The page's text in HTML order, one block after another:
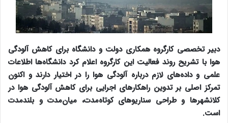
دبیر تخصصی کارگروه همکاری دولت و دانشگاه برای کاهش آلودگی
هوا با تشریح روند فعالیت این کارگروه اعلام کرد دانشگاه‌ها اطلاعات
علمی و داده‌های لازم درباره آلودگی هوا را در اختیار دارند و اکنون
تمرکز اصلی بر تدوین راهکارهای اجرایی برای کاهش آلودگی هوا در
کلانشهرها و طراحی سناریوهای کوتاه‌مدت، میان‌مدت و بلندمدت
است.